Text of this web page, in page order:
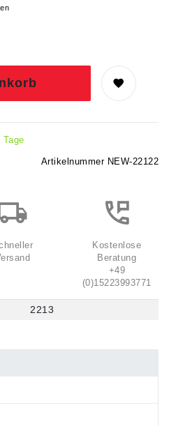
Artikelnummer NEW-22122
Kostenlose
Beratung
+49
(0)15223993771
2213